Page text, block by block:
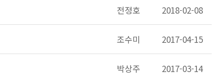
전정호 2018-02-08
조수미 2017-04-15
박상주 2017-03-14